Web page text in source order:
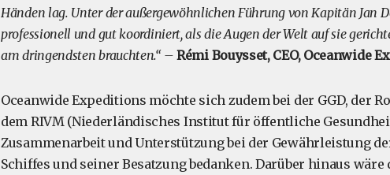
Händen lag. Unter der außergewöhnlichen Führung von Kapitän Jan
professionell und gut koordiniert, als die Augen der Welt auf sie
am dringendsten brauchten.“ – Rémi Bouysset, CEO, Oceanwide
Oceanwide Expeditions möchte sich zudem bei der GGD, der
dem RIVM (Niederländisches Institut für öffentliche
Zusammenarbeit und Unterstützung bei der Gewährleistung
Schiffes und seiner Besatzung bedanken. Darüber hinaus